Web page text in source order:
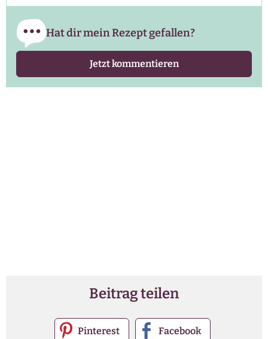
Hat dir mein Rezept gefallen?
Jetzt kommentieren
Beitrag teilen
Pinterest Facebook